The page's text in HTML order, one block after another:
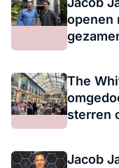
openen
The
sterren
Jacob